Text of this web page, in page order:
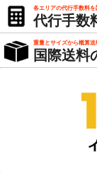
各エリアの代行手数料を
代行手数
重量とサイズから概算送
国際送料